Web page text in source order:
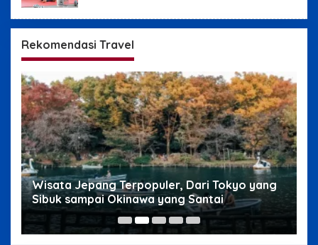
Rekomendasi Travel
Wisata Jepang Terpopuler, Dari Tokyo yang
Sibuk sampai Okinawa yang Santai